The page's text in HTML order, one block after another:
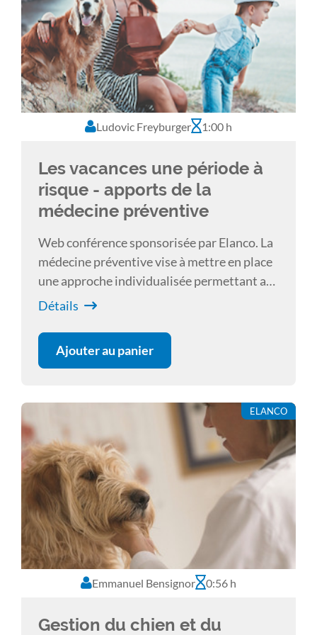
Ludovic Freyburger 1:00 h
Les vacances une période à
risque - apports de la
médecine préventive
Web conférence sponsorisée par Elanco. La
médecine préventive vise à mettre en place
une approche individualisée permettant au
vétérinaire de proposer les solutions
son mode de vie, et surtout de celui de ses
propriétaires. La période estivale est
donc d’une modification des risques
infectieux et parasitaires auxquels l’animal
est soumis. Nous allons donc aborder la
gestion des risques liés à cette période
ponctuelle, et mettre l’accent sur les
messages à faire passer aux propriétaires,
avant leur départ en vacances, en faisant un
focus particulier sur la gestion des
traitements antiparasitaires.
Détails
Ajouter au panier
ELANCO
Emmanuel Bensignor 0:56 h
Gestion du chien et du